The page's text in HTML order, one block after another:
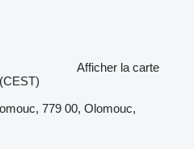
Afficher la carte
779 00, Olomouc,